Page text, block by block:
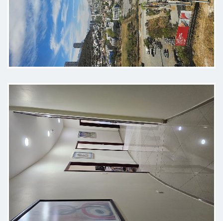
muy bien explicó muy bien el
procedimiento
Paciente
Dedicación al paciente, estudios
hasta encontrar causas , al
pendiente y cuidadoso al decir las
Paciente